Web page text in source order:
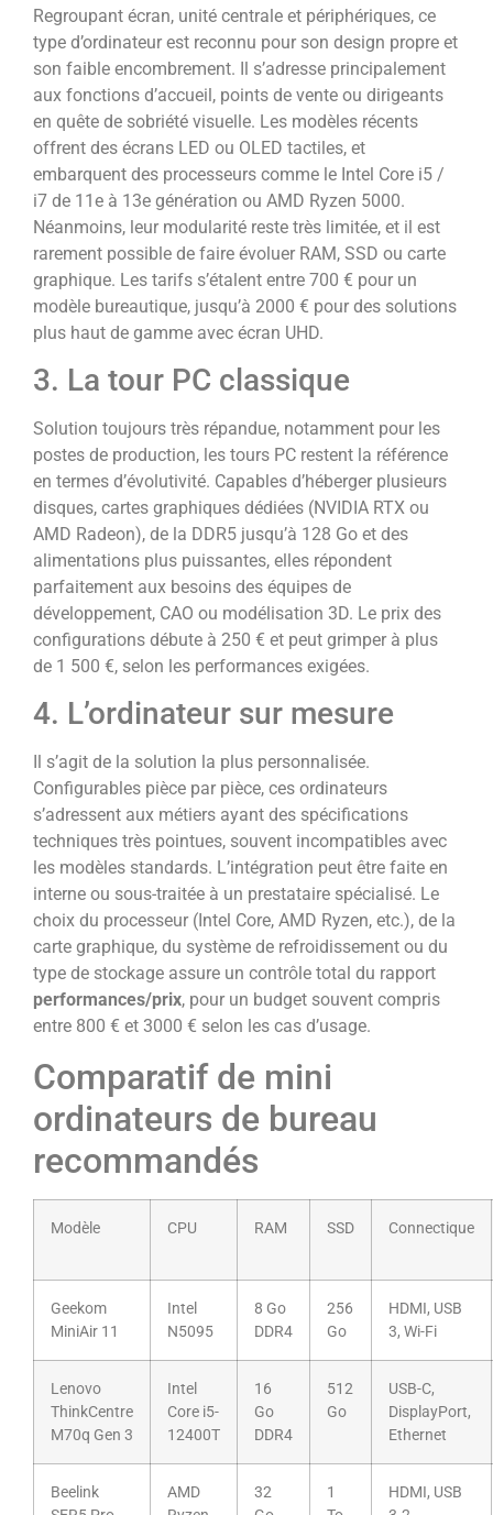
Regroupant écran, unité centrale et périphériques, ce
type d’ordinateur est reconnu pour son design propre et
son faible encombrement. Il s’adresse principalement
aux fonctions d’accueil, points de vente ou dirigeants
en quête de sobriété visuelle. Les modèles récents
offrent des écrans LED ou OLED tactiles, et
embarquent des processeurs comme le Intel Core i5 /
i7 de 11e à 13e génération ou AMD Ryzen 5000.
Néanmoins, leur modularité reste très limitée, et il est
rarement possible de faire évoluer RAM, SSD ou carte
graphique. Les tarifs s’étalent entre 700 € pour un
modèle bureautique, jusqu’à 2000 € pour des solutions
plus haut de gamme avec écran UHD.
3. La tour PC classique
Solution toujours très répandue, notamment pour les
postes de production, les tours PC restent la référence
en termes d’évolutivité. Capables d’héberger plusieurs
disques, cartes graphiques dédiées (NVIDIA RTX ou
AMD Radeon), de la DDR5 jusqu’à 128 Go et des
alimentations plus puissantes, elles répondent
parfaitement aux besoins des équipes de
développement, CAO ou modélisation 3D. Le prix des
configurations débute à 250 € et peut grimper à plus
de 1 500 €, selon les performances exigées.
4. L’ordinateur sur mesure
Il s’agit de la solution la plus personnalisée.
Configurables pièce par pièce, ces ordinateurs
s’adressent aux métiers ayant des spécifications
techniques très pointues, souvent incompatibles avec
les modèles standards. L’intégration peut être faite en
interne ou sous-traitée à un prestataire spécialisé. Le
choix du processeur (Intel Core, AMD Ryzen, etc.), de la
carte graphique, du système de refroidissement ou du
type de stockage assure un contrôle total du rapport
performances/prix, pour un budget souvent compris
entre 800 € et 3000 € selon les cas d’usage.
Comparatif de mini
ordinateurs de bureau
recommandés
Modèle CPU RAM SSD Connectique
Geekom
MiniAir 11
Intel
N5095
8 Go
DDR4
256
Go
HDMI, USB
3, Wi-Fi
Lenovo
ThinkCentre
M70q Gen 3
Intel
Core i5-
12400T
16
Go
DDR4
512
Go
USB-C,
DisplayPort,
Ethernet
Beelink
AMD
32
1
HDMI, USB